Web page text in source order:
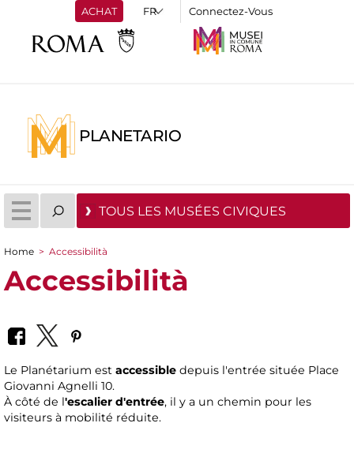
ACHAT Connectez-Vous
PLANETARIO
TOUS LES MUSÉES CIVIQUES
You are here
Home > Accessibilità
Accessibilità
Le Planétarium est accessible depuis l'entrée située Place
Giovanni Agnelli 10.
À côté de l'escalier d'entrée, il y a un chemin pour les
visiteurs à mobilité réduite.